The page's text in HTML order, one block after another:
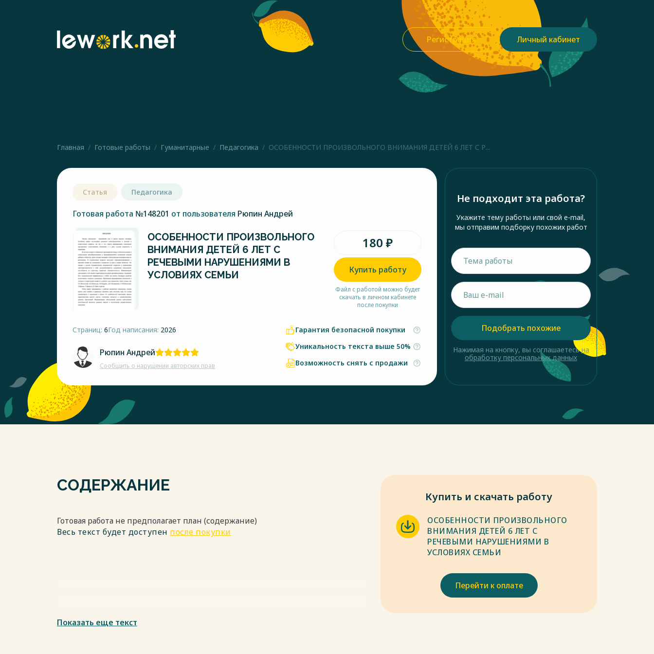
Регистрация Личный кабинет
Главная Готовые работы Гуманитарные Педагогика ОСОБЕННОСТИ ПРОИЗВОЛЬНОГО ВНИМАНИЯ ДЕТЕЙ 6 ЛЕТ С Р...
Статья Педагогика
Готовая работа №148201 от пользователя Рюпин Андрей
ОСОБЕННОСТИ ПРОИЗВОЛЬНОГО
ВНИМАНИЯ ДЕТЕЙ 6 ЛЕТ С
РЕЧЕВЫМИ НАРУШЕНИЯМИ В
УСЛОВИЯХ СЕМЬИ
180 ₽
Купить работу
Файл с работой можно будет
скачать в личном кабинете
после покупки
Страниц: 6Год написания: 2026
Рюпин Андрей
Сообщить о нарушении авторских прав
Гарантия безопасной покупки
Уникальность текста выше 50%
Возможность снять с продажи
Не подходит эта работа?
Укажите тему работы или свой e-mail,
мы отправим подборку похожих работ
Подобрать похожие
Нажимая на кнопку, вы соглашаетесьна
обработку персональных данных
СОДЕРЖАНИЕ
Готовая работа не предполагает план (содержание)
Весь текст будет доступен после покупки
Показать еще текст
Купить и скачать работу
ОСОБЕННОСТИ ПРОИЗВОЛЬНОГО
ВНИМАНИЯ ДЕТЕЙ 6 ЛЕТ С
РЕЧЕВЫМИ НАРУШЕНИЯМИ В
УСЛОВИЯХ СЕМЬИ
Перейти к оплате